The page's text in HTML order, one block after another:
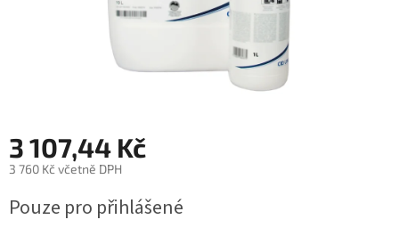
3 107,44 Kč
3 760 Kč včetně DPH
cena:
Pouze pro přihlášené